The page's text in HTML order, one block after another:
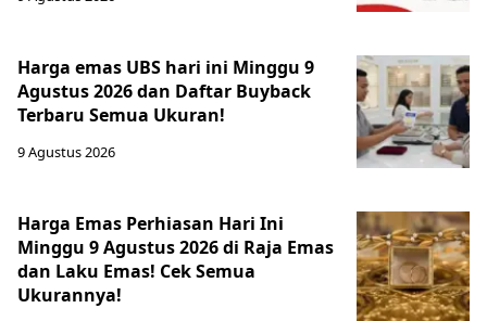
Harga emas UBS hari ini Minggu 9
Agustus 2026 dan Daftar Buyback
Terbaru Semua Ukuran!
9 Agustus 2026
Harga Emas Perhiasan Hari Ini
Minggu 9 Agustus 2026 di Raja Emas
dan Laku Emas! Cek Semua
Ukurannya!